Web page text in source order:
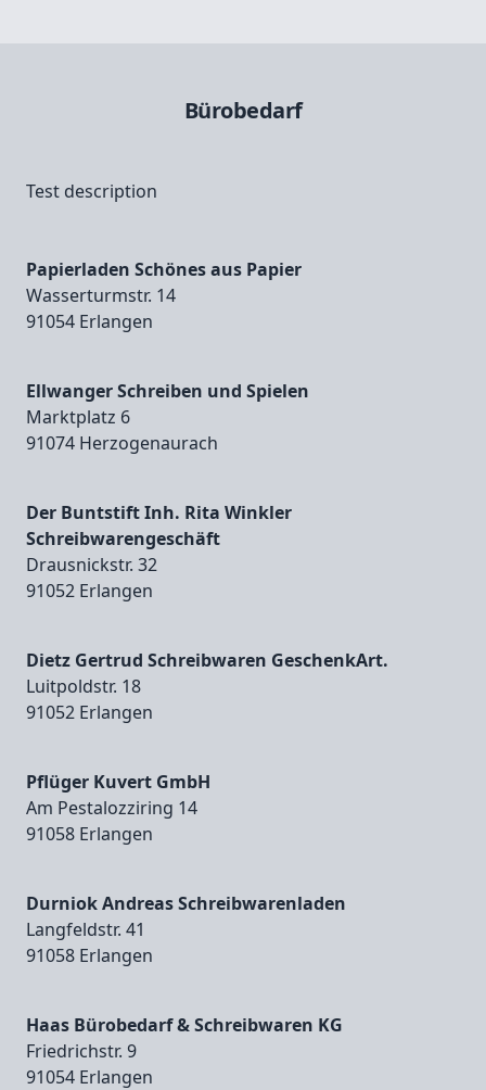
Bürobedarf
Test description
Papierladen Schönes aus Papier
Wasserturmstr. 14
91054 Erlangen
Ellwanger Schreiben und Spielen
Marktplatz 6
91074 Herzogenaurach
Der Buntstift Inh. Rita Winkler
Schreibwarengeschäft
Drausnickstr. 32
91052 Erlangen
Dietz Gertrud Schreibwaren GeschenkArt.
Luitpoldstr. 18
91052 Erlangen
Pflüger Kuvert GmbH
Am Pestalozziring 14
91058 Erlangen
Durniok Andreas Schreibwarenladen
Langfeldstr. 41
91058 Erlangen
Haas Bürobedarf & Schreibwaren KG
Friedrichstr. 9
91054 Erlangen